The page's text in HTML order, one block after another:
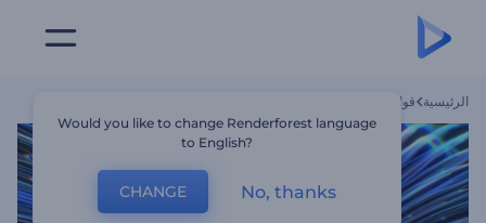
الرئيسية قوالب
Would you like to change Renderforest language
to English?
CHANGE No, thanks